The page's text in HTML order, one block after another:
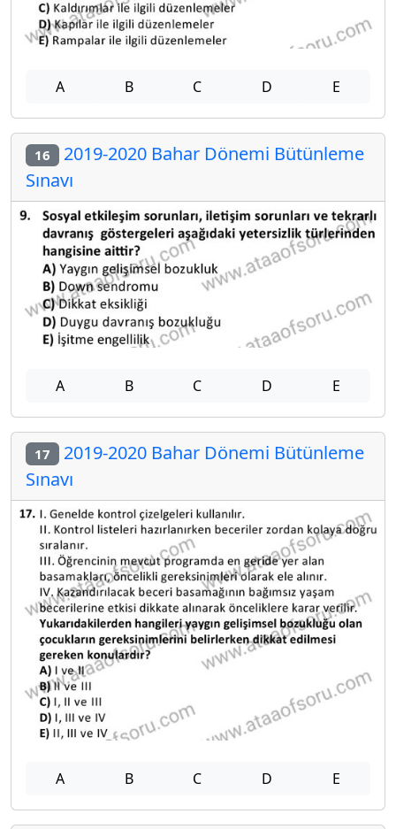
A B C D E
16 2019-2020 Bahar Dönemi Bütünleme
Sınavı
A B C D E
17 2019-2020 Bahar Dönemi Bütünleme
Sınavı
A B C D E